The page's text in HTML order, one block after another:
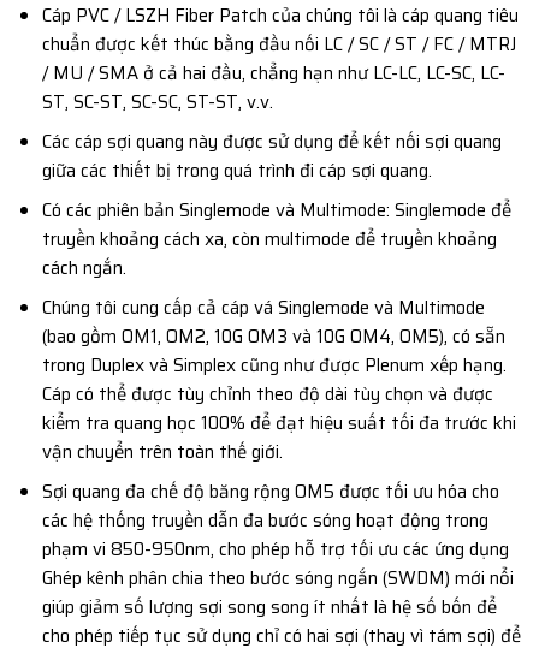
Cáp PVC / LSZH Fiber Patch của chúng tôi là cáp quang tiêu
chuẩn được kết thúc bằng đầu nối LC / SC / ST / FC / MTRJ
/ MU / SMA ở cả hai đầu, chẳng hạn như LC-LC, LC-SC, LC-
ST, SC-ST, SC-SC, ST-ST, v.v.
Các cáp sợi quang này được sử dụng để kết nối sợi quang
giữa các thiết bị trong quá trình đi cáp sợi quang.
Có các phiên bản Singlemode và Multimode: Singlemode để
truyền khoảng cách xa, còn multimode để truyền khoảng
cách ngắn.
Chúng tôi cung cấp cả cáp vá Singlemode và Multimode
(bao gồm OM1, OM2, 10G OM3 và 10G OM4, OM5), có sẵn
trong Duplex và Simplex cũng như được Plenum xếp hạng.
Cáp có thể được tùy chỉnh theo độ dài tùy chọn và được
kiểm tra quang học 100% để đạt hiệu suất tối đa trước khi
vận chuyển trên toàn thế giới.
Sợi quang đa chế độ băng rộng OM5 được tối ưu hóa cho
các hệ thống truyền dẫn đa bước sóng hoạt động trong
phạm vi 850-950nm, cho phép hỗ trợ tối ưu các ứng dụng
Ghép kênh phân chia theo bước sóng ngắn (SWDM) mới nổi
giúp giảm số lượng sợi song song ít nhất là hệ số bốn để
cho phép tiếp tục sử dụng chỉ có hai sợi (thay vì tám sợi) để